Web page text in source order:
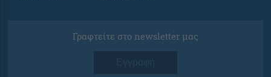
Γραφτείτε στο newsletter μας
Εγγραφή